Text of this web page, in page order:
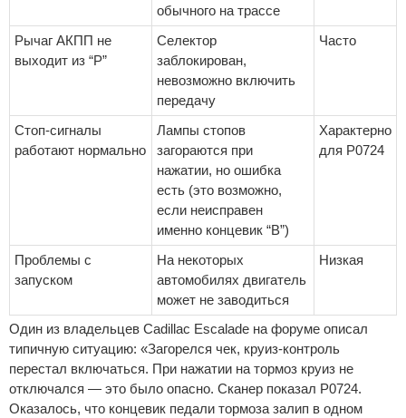
обычного на трассе
Рычаг АКПП не
выходит из “P”
Селектор
заблокирован,
невозможно включить
передачу
Часто
Стоп-сигналы
работают нормально
Лампы стопов
загораются при
нажатии, но ошибка
есть (это возможно,
если неисправен
именно концевик “B”)
Характерно
для P0724
Проблемы с
запуском
На некоторых
автомобилях двигатель
может не заводиться
Низкая
Один из владельцев Cadillac Escalade на форуме описал
типичную ситуацию: «Загорелся чек, круиз-контроль
перестал включаться. При нажатии на тормоз круиз не
отключался — это было опасно. Сканер показал P0724.
Оказалось, что концевик педали тормоза залип в одном